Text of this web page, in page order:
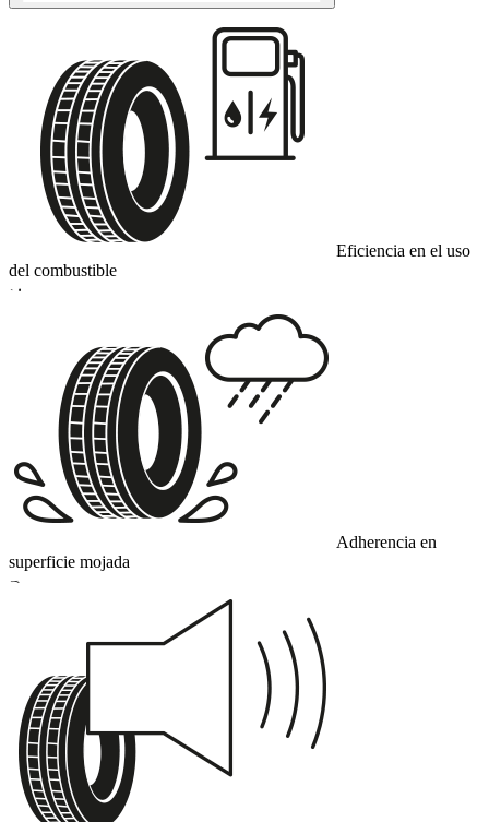
Eficiencia en el uso
del combustible
D
Adherencia en
superficie mojada
B